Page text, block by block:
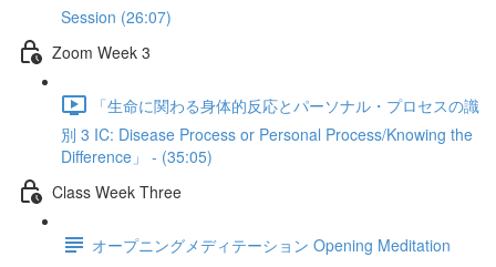
Session (26:07)
Zoom Week 3
「生命に関わる身体的反応とパーソナル・プロセスの識
別 3 IC: Disease Process or Personal Process/Knowing the
Difference」 - (35:05)
Class Week Three
オープニングメディテーション Opening Meditation